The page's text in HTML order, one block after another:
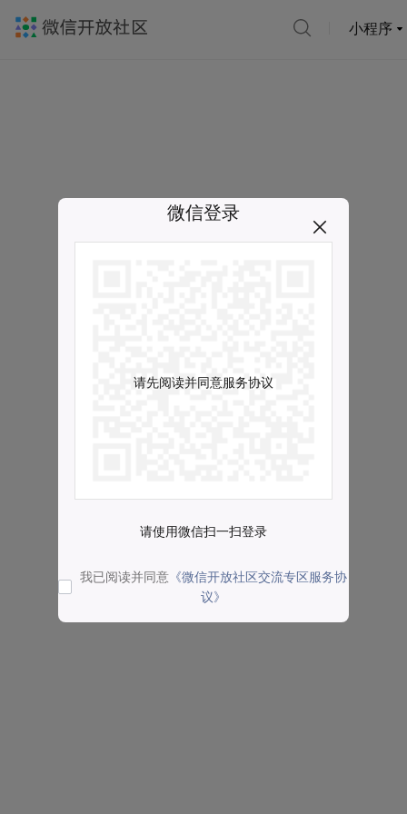
小程序
微信登录
请先阅读并同意服务协议
请使用微信扫一扫登录
我已阅读并同意 《微信开放社区交流专区服务协
议》